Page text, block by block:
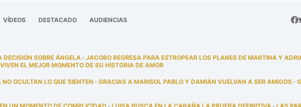
VÍDEOS DESTACADO AUDIENCIAS
SOBRE ÁNGELA ·JACOBO REGRESA PARA ESTROPEAR LOS PLANES DE MARTINA Y
EL MEJOR MOMENTO DE SU HISTORIA DE AMOR
OCULTAN LO QUE SIENTEN ·GRACIAS A MARISOL PABLO Y DAMIÁN VUELVAN A SER AMIGOS ·